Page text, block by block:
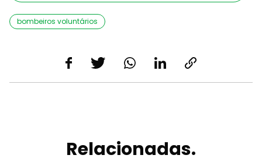
bombeiros voluntários
Relacionadas.